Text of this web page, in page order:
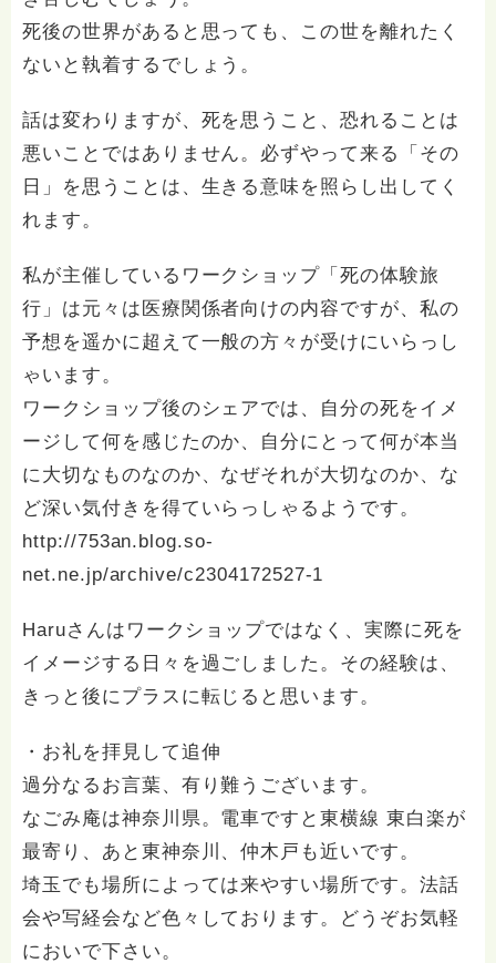
死後の世界があると思っても、この世を離れたく
ないと執着するでしょう。
話は変わりますが、死を思うこと、恐れることは
悪いことではありません。必ずやって来る「その
日」を思うことは、生きる意味を照らし出してく
れます。
私が主催しているワークショップ「死の体験旅
行」は元々は医療関係者向けの内容ですが、私の
予想を遥かに超えて一般の方々が受けにいらっし
ゃいます。
ワークショップ後のシェアでは、自分の死をイメ
ージして何を感じたのか、自分にとって何が本当
に大切なものなのか、なぜそれが大切なのか、な
ど深い気付きを得ていらっしゃるようです。
http://753an.blog.so-
net.ne.jp/archive/c2304172527-1
Haruさんはワークショップではなく、実際に死を
イメージする日々を過ごしました。その経験は、
きっと後にプラスに転じると思います。
・お礼を拝見して追伸
過分なるお言葉、有り難うございます。
なごみ庵は神奈川県。電車ですと東横線 東白楽が
最寄り、あと東神奈川、仲木戸も近いです。
埼玉でも場所によっては来やすい場所です。法話
会や写経会など色々しております。どうぞお気軽
においで下さい。